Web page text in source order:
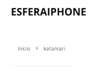
Inicio katamari